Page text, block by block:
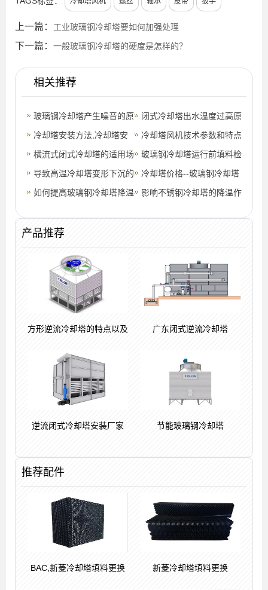
上一篇： 工业玻璃钢冷却塔要如何加强处理
下一篇： 一般玻璃钢冷却塔的硬度是怎样的？
相关推荐
玻璃钢冷却塔产生噪音的原
因是什么？
闭式冷却塔出水温度过高原
因,冷却塔出水温度过高解
决方法
冷却塔安装方法,冷却塔安
装注意事项
冷却塔风机技术参数和特点
横流式闭式冷却塔的适用场
所
玻璃钢冷却塔运行前填料检
查工作的重要性
导致高温冷却塔变形下沉的
原因是什么
冷却塔价格--玻璃钢冷却塔
的保养维护(玻璃钢冷却塔
如何提高玻璃钢冷却塔降温
却塔有什
影响不锈钢冷却塔的降温作
产品推荐
方形逆流冷却塔的特点以及 广东闭式逆流冷却塔
逆流闭式冷却塔安装厂家 节能玻璃钢冷却塔
推荐配件
BAC,新菱冷却塔填料更换 新菱冷却塔填料更换